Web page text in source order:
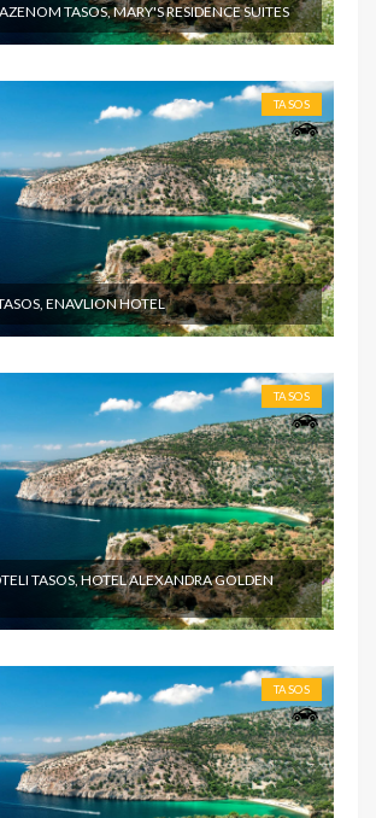
TASOS, MARY'S RESIDENCE SUITES
TASOS
ENAVLION HOTEL
TASOS
TASOS, HOTEL ALEXANDRA GOLDEN
TASOS